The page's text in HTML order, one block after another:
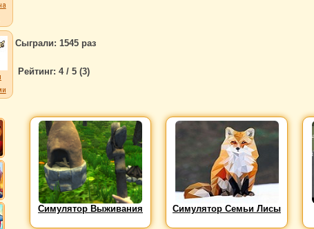
Сыграли: 1545 раз
Рейтинг: 4/ 5 (3)
Симулятор Выживания Симулятор Семьи Лисы